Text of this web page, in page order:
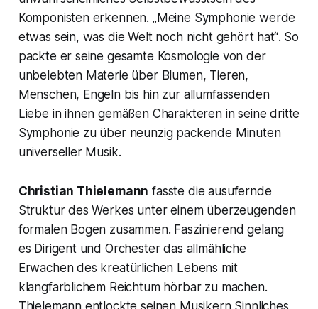
Komponisten erkennen. „Meine Symphonie werde
etwas sein, was die Welt noch nicht gehört hat“. So
packte er seine gesamte Kosmologie von der
unbelebten Materie über Blumen, Tieren,
Menschen, Engeln bis hin zur allumfassenden
Liebe in ihnen gemäßen Charakteren in seine dritte
Symphonie zu über neunzig packende Minuten
universeller Musik.
Christian Thielemann fasste die ausufernde
Struktur des Werkes unter einem überzeugenden
formalen Bogen zusammen. Faszinierend gelang
es Dirigent und Orchester das allmähliche
Erwachen des kreatürlichen Lebens mit
klangfarblichem Reichtum hörbar zu machen.
Thielemann entlockte seinen Musikern Sinnliches